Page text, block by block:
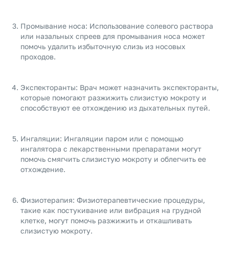
Промывание носа: Использование солевого раствора
или назальных спреев для промывания носа может
помочь удалить избыточную слизь из носовых
проходов.
Экспекторанты: Врач может назначить экспекторанты,
которые помогают разжижить слизистую мокроту и
способствуют ее отхождению из дыхательных путей.
Ингаляции: Ингаляции паром или с помощью
ингалятора с лекарственными препаратами могут
помочь смягчить слизистую мокроту и облегчить ее
отхождение.
Физиотерапия: Физиотерапевтические процедуры,
такие как постукивание или вибрация на грудной
клетке, могут помочь разжижить и откашливать
слизистую мокроту.